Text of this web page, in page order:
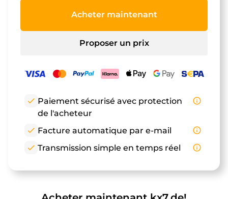
Acheter maintenant
Proposer un prix
check Paiement sécurisé avec protection
de l'acheteur
info_outline
check Facture automatique par e-mail
info_outline
check Transmission simple en temps réel info_outline